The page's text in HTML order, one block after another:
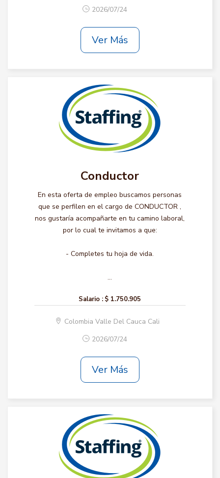
2026/07/24
Ver Más
Conductor
En esta oferta de empleo buscamos personas
que se perfilen en el cargo de CONDUCTOR ,
nos gustaría acompañarte en tu camino laboral,
por lo cual te invitamos a que:
- Completes tu hoja de vida.
...
Salario : $ 1.750.905
Colombia Valle Del Cauca Cali
2026/07/24
Ver Más